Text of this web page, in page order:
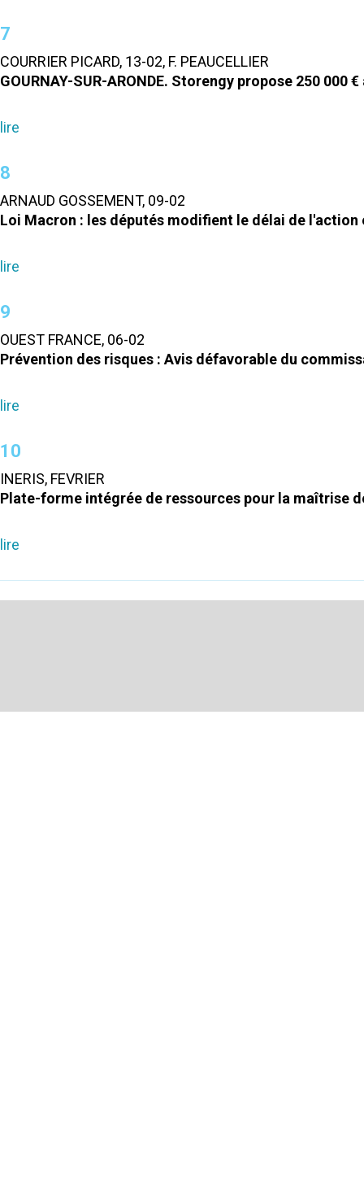
7
COURRIER PICARD, 13-02, F. PEAUCELLIER
GOURNAY-SUR-ARONDE. Storengy propose 250 000
lire
8
ARNAUD GOSSEMENT, 09-02
Loi Macron : les députés modifient le délai de
lire
9
OUEST FRANCE, 06-02
Prévention des risques : Avis défavorable du
lire
10
INERIS, FEVRIER
Plate-forme intégrée de ressources pour la maîtrise
lire